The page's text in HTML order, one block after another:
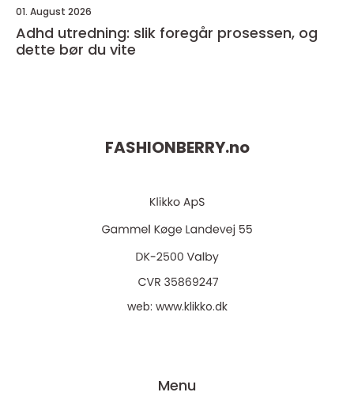
01. August 2026
Adhd utredning: slik foregår prosessen, og
dette bør du vite
FASHIONBERRY.no
web: www.klikko.dk
Menu